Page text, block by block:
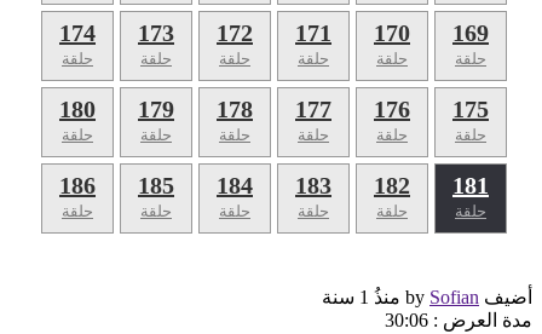
169
حلقة
170
حلقة
171
حلقة
172
حلقة
173
حلقة
174
حلقة
175
حلقة
176
حلقة
177
حلقة
178
حلقة
179
حلقة
180
حلقة
181
حلقة
182
حلقة
183
حلقة
184
حلقة
185
حلقة
186
حلقة
أضيف by Sofian منذُ 1 سنة
مدة العرض : 30:06